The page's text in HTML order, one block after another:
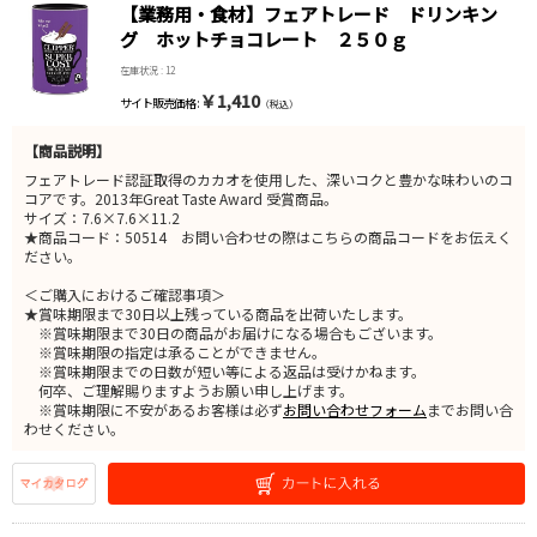
【業務用・食材】フェアトレード ドリンキン
グ ホットチョコレート ２５０ｇ
在庫状況 : 12
サイト販売価格 : ￥1,410（税込）
【商品説明】
フェアトレード認証取得のカカオを使用した、深いコクと豊かな味わいのコ
コアです。2013年Great Taste Award 受賞商品。
サイズ：7.6×7.6×11.2
★商品コード：50514 お問い合わせの際はこちらの商品コードをお伝えく
ださい。
＜ご購入におけるご確認事項＞
★賞味期限まで30日以上残っている商品を出荷いたします。
※賞味期限まで30日の商品がお届けになる場合もございます。
※賞味期限の指定は承ることができません。
※賞味期限までの日数が短い等による返品は受けかねます。
何卒、ご理解賜りますようお願い申し上げます。
※賞味期限に不安があるお客様は必ずお問い合わせフォームまでお問い合
わせください。